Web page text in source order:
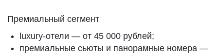
Премиальный сегмент
luxury-отели — от 45 000 рублей;
премиальные сьюты и панорамные номера —